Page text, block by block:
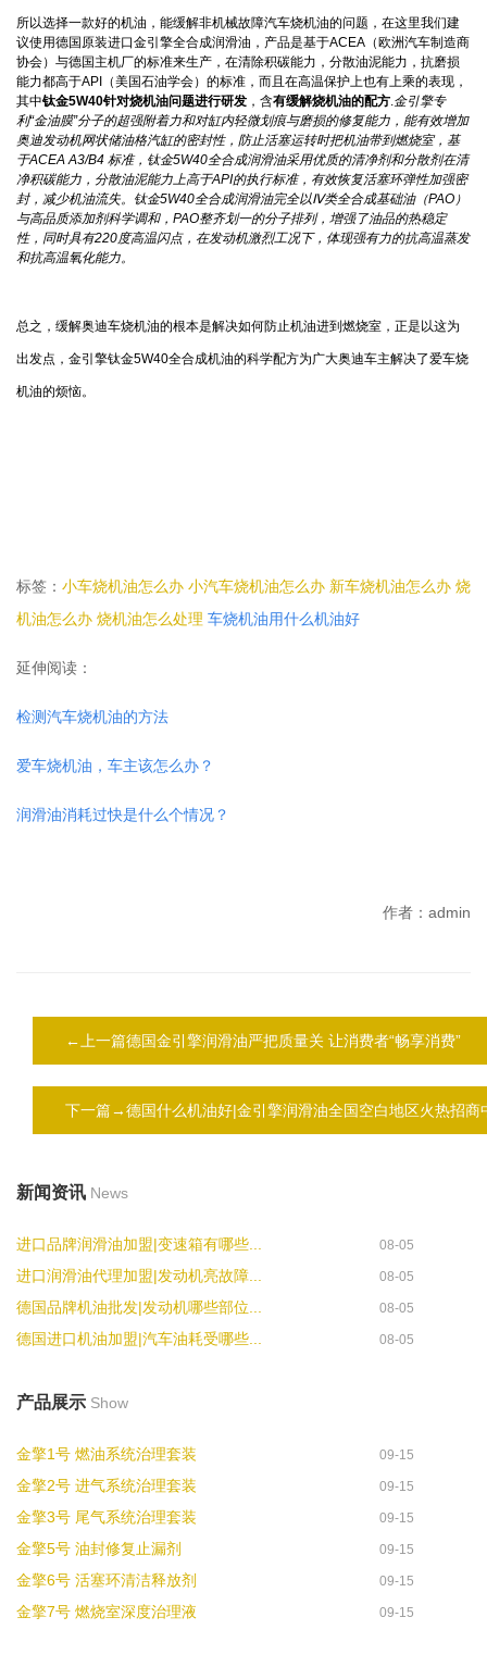
所以选择一款好的机油，能缓解非机械故障汽车烧机油的问题，在这里我们建
议使用德国原装进口金引擎全合成润滑油，产品是基于ACEA（欧洲汽车制造商
协会）与德国主机厂的标准来生产，在清除积碳能力，分散油泥能力，抗磨损
能力都高于API（美国石油学会）的标准，而且在高温保护上也有上乘的表现，
其中钛金5W40针对烧机油问题进行研发 ，含有缓解烧机油的配方.金引擎专
利“金油膜”分子的超强附着力和对缸内轻微划痕与磨损的修复能力，能有效增加
奥迪发动机网状储油格汽缸的密封性，防止活塞运转时把机油带到燃烧室，基
于ACEA A3/B4 标准，钛金5W40全合成润滑油采用优质的清净剂和分散剂在清
净积碳能力，分散油泥能力上高于API的执行标准，有效恢复活塞环弹性加强密
封，减少机油流失。钛金5W40全合成润滑油完全以Ⅳ类全合成基础油（PAO）
与高品质添加剂科学调和，PAO整齐划一的分子排列，增强了油品的热稳定
性，同时具有220度高温闪点，在发动机激烈工况下，体现强有力的抗高温蒸发
和抗高温氧化能力。
总之，缓解奥迪车烧机油的根本是解决如何防止机油进到燃烧室，正是以这为
出发点，金引擎钛金5W40全合成机油的科学配方为广大奥迪车主解决了爱车烧
机油的烦恼。
标签： 小车烧机油怎么办 小汽车烧机油怎么办 新车烧机油怎么办 烧
机油怎么办 烧机油怎么处理 车烧机油用什么机油好
延伸阅读：
检测汽车烧机油的方法
爱车烧机油，车主该怎么办？
润滑油消耗过快是什么个情况？
作者：admin
←上一篇德国金引擎润滑油严把质量关 让消费者“畅享消费”
下一篇→德国什么机油好|金引擎润滑油全国空白地区火热招商
新闻资讯 News
进口品牌润滑油加盟|变速箱有哪些... 08-05
进口润滑油代理加盟|发动机亮故障... 08-05
德国品牌机油批发|发动机哪些部位... 08-05
德国进口机油加盟|汽车油耗受哪些... 08-05
产品展示 Show
金擎1号 燃油系统治理套装 09-15
金擎2号 进气系统治理套装 09-15
金擎3号 尾气系统治理套装 09-15
金擎5号 油封修复止漏剂 09-15
金擎6号 活塞环清洁释放剂 09-15
金擎7号 燃烧室深度治理液 09-15